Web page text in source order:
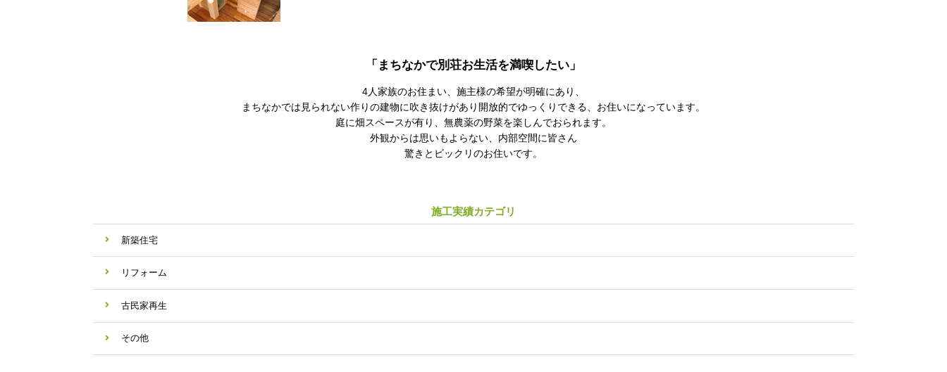
「まちなかで別荘お生活を満喫したい」
4人家族のお住まい、施主様の希望が明確にあり、
まちなかでは見られない作りの建物に吹き抜けがあり開放的でゆっくりできる、お住いになっています。
庭に畑スペースが有り、無農薬の野菜を楽しんでおられます。
外観からは思いもよらない、内部空間に皆さん
驚きとビックリのお住いです。
施工実績カテゴリ
新築住宅
リフォーム
古民家再生
その他